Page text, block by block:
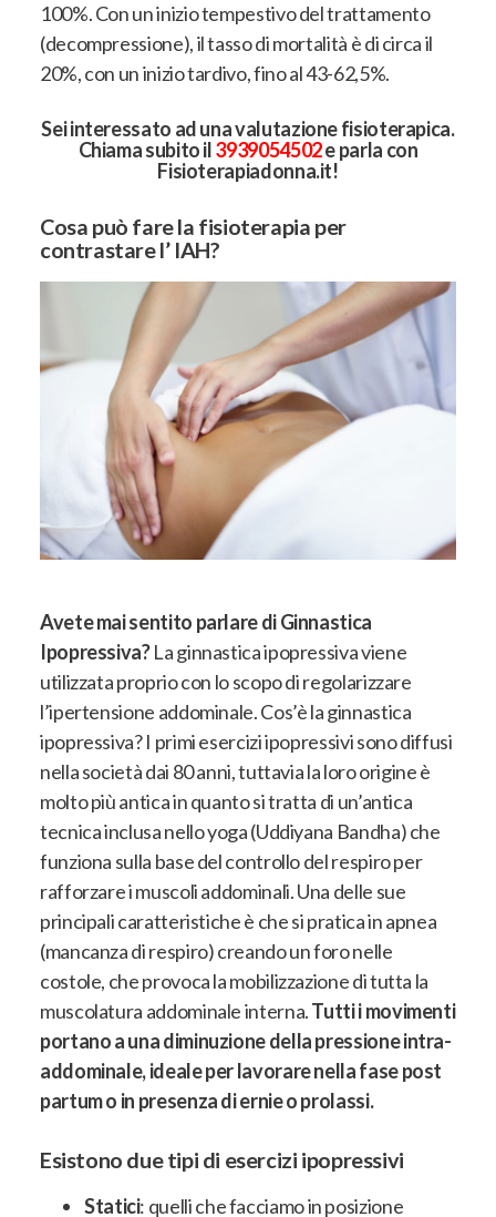
100%.Con un inizio tempestivo del trattamento
(decompressione), il tasso di mortalità è di circa il
20%, con un inizio tardivo, fino al 43-62,5%.
Sei interessato ad una valutazione fisioterapica.
Chiama subito il3939054502e parla con
Fisioterapiadonna.it!
Cosa può fare la fisioterapia per
contrastare l’ IAH?
Avete mai sentito parlare di Ginnastica
Ipopressiva?La ginnastica ipopressiva viene
utilizzata proprio con lo scopo di regolarizzare
l’ipertensione addominale. Cos’è la ginnastica
ipopressiva?I primi esercizi ipopressivi sono diffusi
nella società dai 80 anni, tuttavia la loro origine è
molto più antica in quanto si tratta di un’antica
tecnica inclusa nello yoga (Uddiyana Bandha) che
funziona sulla base del controllo del respiro per
rafforzare i muscoli addominali. Una delle sue
principali caratteristiche è che si pratica in apnea
(mancanza di respiro) creando un foro nelle
costole, che provoca la mobilizzazione di tutta la
muscolatura addominale interna.Tutti i movimenti
portano a una diminuzione della pressione intra-
addominale, ideale per lavorare nella fase post
partum o in presenza di ernie o prolassi.
Esistono due tipi di esercizi ipopressivi
Statici: quelli che facciamo in posizione